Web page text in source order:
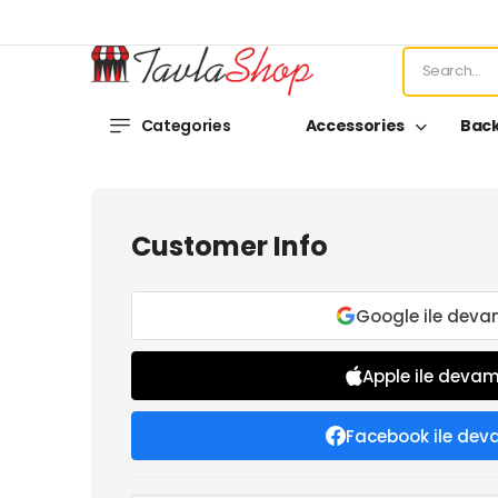
Categories Accessories
Customer Info
Google ile
Apple ile
Facebook ile